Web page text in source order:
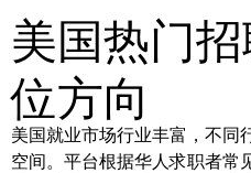
美国热门
位方向
美国就业市场行业丰富，不同
空间。平台根据华人求职者常